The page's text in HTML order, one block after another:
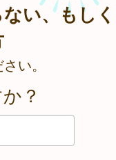
い、もし
い。
？